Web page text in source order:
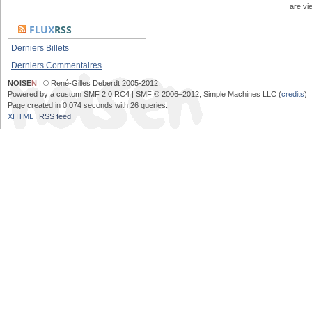
are
FLUXRSS
Derniers Billets
Derniers Commentaires
NOISEN | © René-Gilles Deberdt 2005-2012.
Powered by a custom SMF 2.0 RC4 | SMF © 2006–2012, Simple Machines LLC (credits)
Page created in 0.074 seconds with 26 queries.
XHTML
RSS feed